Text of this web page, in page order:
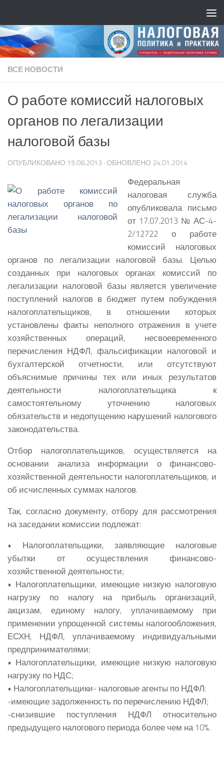
ВСЕ НОВОСТИ
О работе комиссий налоговых
органов по легализации
налоговой базы
ОПУБЛИКОВАНО 19.08.2013 · ОБНОВЛЕНО 24.01.2014
Федеральная
налоговая служба
опубликовала письмо
от 17.07.2013 № АС-4-
2/12722 о работе
комиссий налоговых
органов по легализации налоговой базы. Целью
созданных при налоговых органах комиссий по
легализации налоговой базы является увеличение
поступлений налогов в бюджет путем побуждения
налогоплательщиков, в отношении которых
установлены факты неполного отражения в учете
хозяйственных операций, несвоевременного
перечисления НДФЛ, фальсификации налоговой и
бухгалтерской отчетности, или отсутствуют
объяснимые причины тех или иных результатов
деятельности налогоплательщика к
самостоятельному уточнению налоговых
обязательств и недопущению нарушений налогового
законодательства.
Отбор налогоплательщиков, осуществляется на
основании анализа информации о финансово-
хозяйственной деятельности налогоплательщиков, и
об исчисленных суммах налогов.
Так, согласно документу, отбору для рассмотрения
на заседании комиссии подлежат:
• Налогоплательщики, заявляющие налоговые
убытки от осуществления финансово-
хозяйственной деятельности;
• Налогоплательщики, имеющие низкую налоговую
нагрузку по налогу на прибыль организаций,
акцизам, единому налогу, уплачиваемому при
применении упрощенной системы налогообложения,
ЕСХН, НДФЛ, уплачиваемому индивидуальными
предпринимателями;
• Налогоплательщики, имеющие низкую налоговую
нагрузку по НДС;
• Налогоплательщики- налоговые агенты по НДФЛ:
-имеющие задолженность по перечислению НДФЛ;
-снизившие поступления НДФЛ относительно
предыдущего налогового периода более чем на 10%.